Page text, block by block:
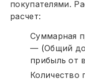
покупателями.
расчет:
Суммарная
— (Общий
прибыль от